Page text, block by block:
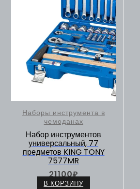
Наборы инструмента в
чемоданах
Набор инструментов
универсальный, 77
предметов KING TONY
7577MR
21100₽
В КОРЗИНУ